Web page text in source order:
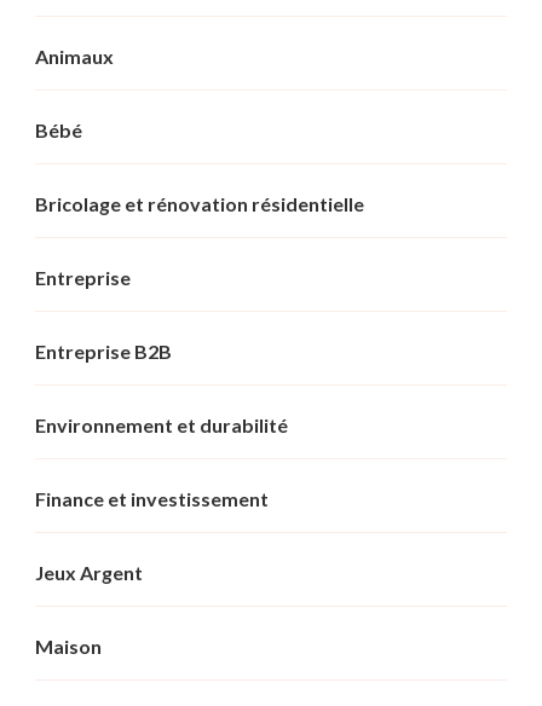
Animaux
Bébé
Bricolage et rénovation résidentielle
Entreprise
Entreprise B2B
Environnement et durabilité
Finance et investissement
Jeux Argent
Maison